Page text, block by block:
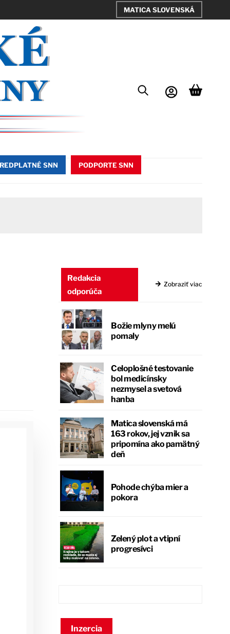
MATICA SLOVENSKÁ
SNN PODPORTE SNN
Redakcia
odporúča
Zobraziť viac
Božie mlyny melú
pomaly
Celoplošné testovanie
bol medicínsky
nezmysel a svetová
hanba
Matica slovenská má
163 rokov, jej vznik sa
pripomína ako pamätný
deň
Pohode chýba mier a
pokora
Zelený plot a vtipní
progresívci
Inzercia